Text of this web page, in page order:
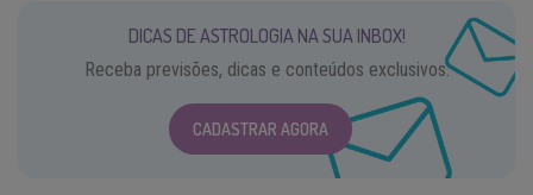
DICAS DE ASTROLOGIA NA SUA INBOX!
Receba previsões, dicas e conteúdos exclusivos.
CADASTRAR AGORA